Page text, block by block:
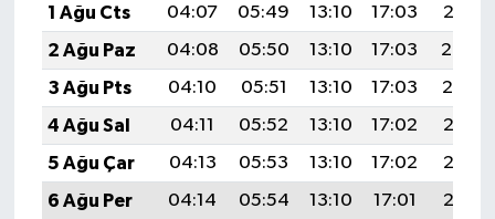
1 Ağu Cts
04:07 05:49 13:10 17:03
20:21
2 Ağu Paz
04:08 05:50 13:10 17:03
20:20
3 Ağu Pts
04:10 05:51 13:10 17:03
20:19
4 Ağu Sal
04:11 05:52 13:10 17:02
20:18
5 Ağu Çar
04:13 05:53 13:10 17:02
20:17
6 Ağu Per
04:14 05:54 13:10 17:01
20:16